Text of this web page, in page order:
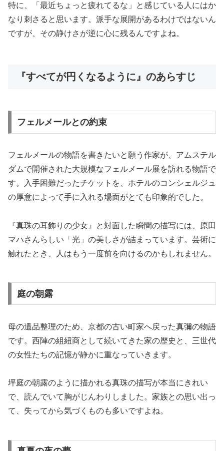
特に、「最近ちょっと疲れてるな」と感じている人にはか
なり刺さると思います。派手な展開があるわけではないん
ですが、その静けさが逆に心に残るんですよね。
『すべてが円くなるように』のあらすじ
フェルメールとの約束
フェルメールの物語を書きたいと願う作家が、アムステル
ダムで開催された大規模なフェルメール展を訪れる物語で
す。入手困難だったチケットを、ホテルのコンシェルジュ
の厚意によって手に入れる場面がとても印象的でした。
『真珠の耳飾りの少女』と対面した瞬間の描写には、原田
マハさんらしい「光」の美しさが詰まっています。芸術に
触れたとき、人はもう一度前を向けるのかもしれません。
庭の朝露
母の遺品整理のため、京都の古い町家へ戻った真彌の物語
です。西陣の組紐商として続いてきた家の歴史と、三世代
の女性たちの記憶が静かに重なっていきます。
坪庭の朝露のように描かれる真珠の描写が本当にきれい
で、読んでいて胸がじんわりしました。家族との思い出っ
て、失ってから気づくものも多いですよね。